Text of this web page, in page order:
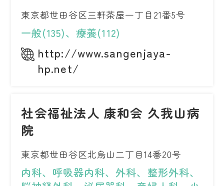
東京都世田谷区三軒茶屋一丁目21番5号
一般(135)、療養(112)
http://www.sangenjaya-
hp.net/
社会福祉法人 康和会 久我山病
院
東京都世田谷区北烏山二丁目14番20号
内科、呼吸器内科、外科、整形外科、